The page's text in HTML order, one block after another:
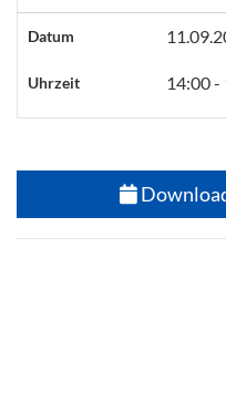
Datum
Uhrzeit 14:00 -